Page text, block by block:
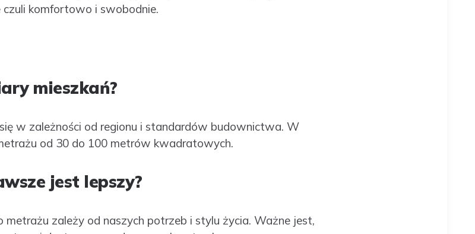
komfortowo i swobodnie.
mieszkań?
w zależności od regionu i standardów budownictwa. W
od 30 do 100 metrów kwadratowych.
jest lepszy?
zależy od naszych potrzeb i stylu życia. Ważne jest,